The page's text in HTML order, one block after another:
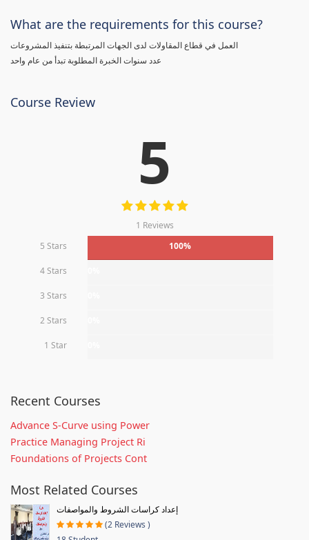
What are the requirements for this course?
عدد سنوات الخبرة المطلوبة تبدأ من عام واحد
Course Review
5
1 Reviews
5 Stars
100%
4 Stars
3 Stars
2 Stars
1 Star
Recent Courses
Advance S-Curve using Power
Practice Managing Project Ri
Foundations of Projects Cont
Most Related Courses
إعداد كراسات الشروط والمواصفات
(2 Reviews )